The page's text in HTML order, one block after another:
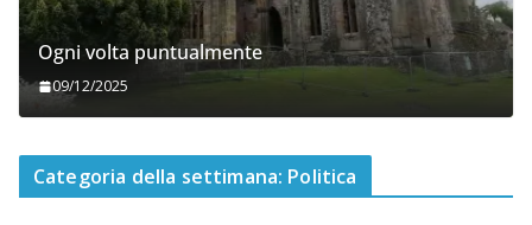
Ogni volta puntualmente
09/12/2025
Categoria della settimana: Politica